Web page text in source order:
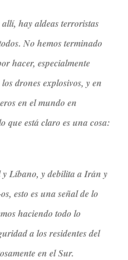
hay aldeas terroristas
No hemos terminado
hacer, especialmente
drones explosivos, y en
en el mundo en
que está claro es una cosa:
y Líbano, y debilita a Irán y
esto es una señal de lo
haciendo todo lo
a los residentes del
en el Sur.